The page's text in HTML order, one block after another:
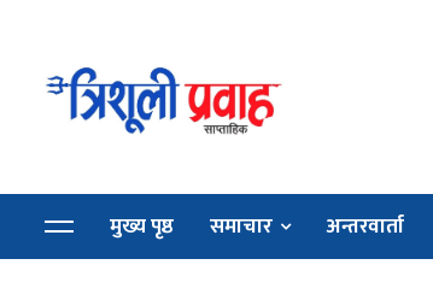
मुख्य पृष्ठ समाचार अन्तरवार्ता